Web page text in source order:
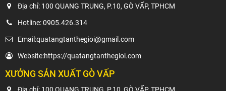
Địa chỉ: 100 QUANG TRUNG, P.10, GÒ VẤP, TPHCM
Hotline:0905.426.314
Email:quatangtanthegioi@gmail.com
Website:https://quatangtanthegioi.com
XƯỞNG SẢN XUẤT GÒ VẤP
Địa chỉ: 100 QUANG TRUNG, P.10, GÒ VẤP, TPHCM